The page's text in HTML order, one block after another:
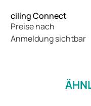
ciling Connect
Preise nach
Anmeldung sichtbar